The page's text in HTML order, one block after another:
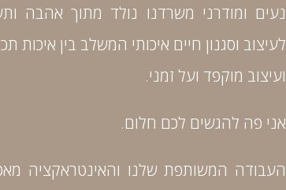
נעים ומודרני משרדנו נולד מתוך אהבה
לעיצוב וסגנון חיים איכותי המשלב בין איכות
ועיצוב מוקפד ועל זמני.
אני פה להגשים לכם חלום.
העבודה המשותפת שלנו והאינטראקציה